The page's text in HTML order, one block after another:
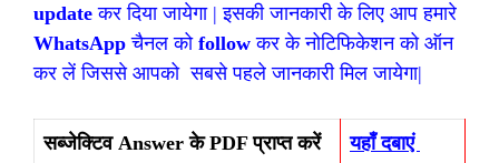
update कर दिया जायेगा | इसकी जानकारी के लिए आप हमारे
WhatsApp चैनल को follow कर के नोटिफिकेशन को ऑन
कर लें जिससे आपको सबसे पहले जानकारी मिल जायेगा|
सब्जेक्टिव Answer के PDF प्राप्त करें यहाँ दबाएं